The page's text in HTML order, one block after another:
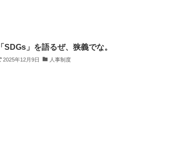
「SDGs」を語るぜ、狭義でな。
2025年12月9日 人事制度